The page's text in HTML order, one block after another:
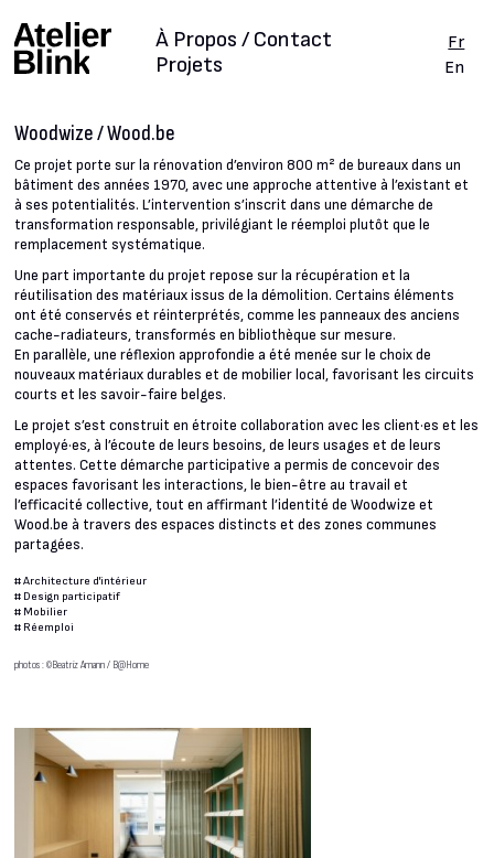
Projets
À Propos / Contact
Fr
En
Woodwize / Wood.be
Ce projet porte sur la rénovation d’environ 800 m² de bureaux dans un
bâtiment des années 1970, avec une approche attentive à l’existant et
à ses potentialités. L’intervention s’inscrit dans une démarche de
transformation responsable, privilégiant le réemploi plutôt que le
remplacement systématique.
Une part importante du projet repose sur la récupération et la
réutilisation des matériaux issus de la démolition. Certains éléments
ont été conservés et réinterprétés, comme les panneaux des anciens
cache-radiateurs, transformés en bibliothèque sur mesure.
En parallèle, une réflexion approfondie a été menée sur le choix de
nouveaux matériaux durables et de mobilier local, favorisant les circuits
courts et les savoir-faire belges.
Le projet s’est construit en étroite collaboration avec les client·es et les
employé·es, à l’écoute de leurs besoins, de leurs usages et de leurs
attentes. Cette démarche participative a permis de concevoir des
espaces favorisant les interactions, le bien-être au travail et
l’efficacité collective, tout en affirmant l’identité de Woodwize et
Wood.be à travers des espaces distincts et des zones communes
partagées.
#Architecture d'intérieur
# Design participatif
# Mobilier
# Réemploi
photos : ©Beatriz Amann / B@Home